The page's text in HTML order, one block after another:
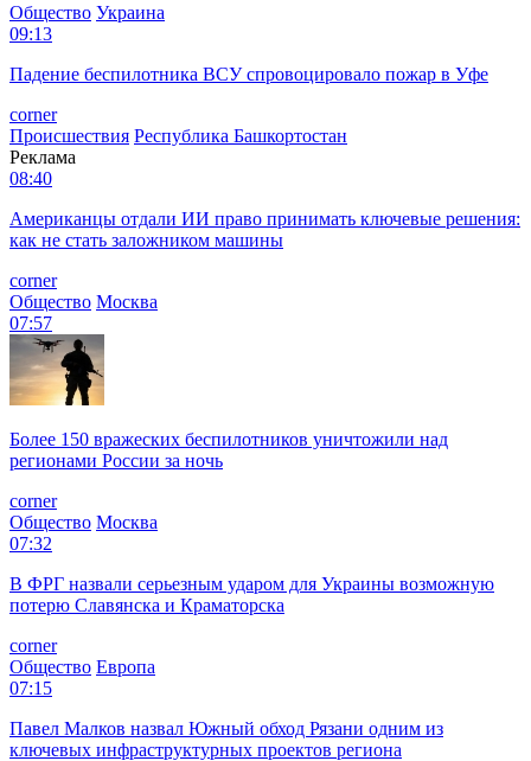
Общество Украина
09:13
Падение беспилотника ВСУ спровоцировало пожар в Уфе
corner
Происшествия Республика Башкортостан
Реклама
08:40
Американцы отдали ИИ право принимать ключевые решения:
как не стать заложником машины
corner
Общество Москва
07:57
Более 150 вражеских беспилотников уничтожили над
регионами России за ночь
corner
Общество Москва
07:32
В ФРГ назвали серьезным ударом для Украины возможную
потерю Славянска и Краматорска
corner
Общество Европа
07:15
Павел Малков назвал Южный обход Рязани одним из
ключевых инфраструктурных проектов региона